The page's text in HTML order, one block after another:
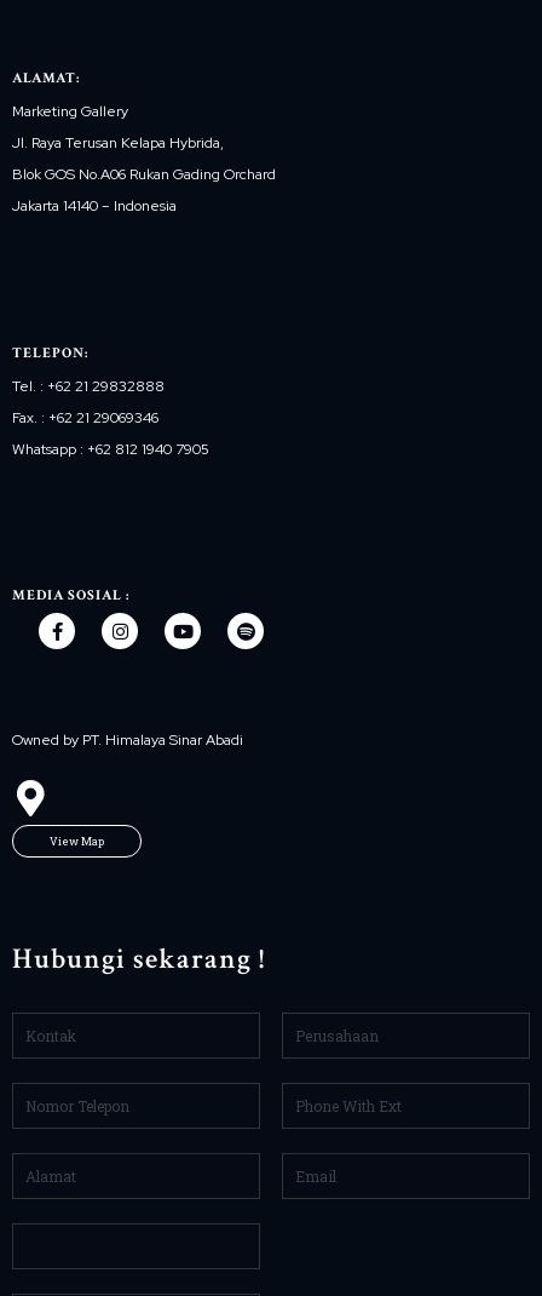
ALAMAT:
Marketing Gallery
Jl. Raya Terusan Kelapa Hybrida,
Blok GOS No.A06 Rukan Gading Orchard
Jakarta 14140 – Indonesia
TELEPON:
Tel. : +62 21 29832888
Fax. : +62 21 29069346
Whatsapp : +62 812 1940 7905
MEDIA SOSIAL :
Owned by PT. Himalaya Sinar Abadi
View Map
Hubungi sekarang !